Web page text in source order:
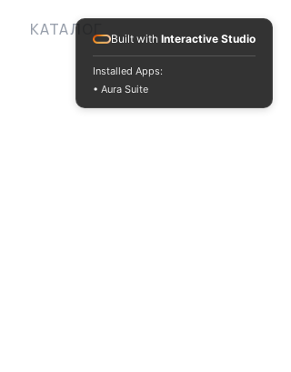
КАТАЛОГ Built with Interactive Studio
Installed Apps:
• Aura Suite